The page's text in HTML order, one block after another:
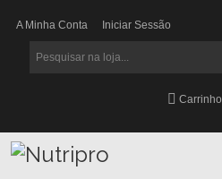
A Minha Conta Iniciar Sessão
Carrinho